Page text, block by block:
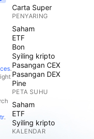
.
.
Carta Super
PENYARING
Saham
ETF
Bon
Syiling kripto
Pasangan CEX
Pasangan DEX
Pine
PETA SUHU
Saham
ETF
Syiling kripto
KALENDAR